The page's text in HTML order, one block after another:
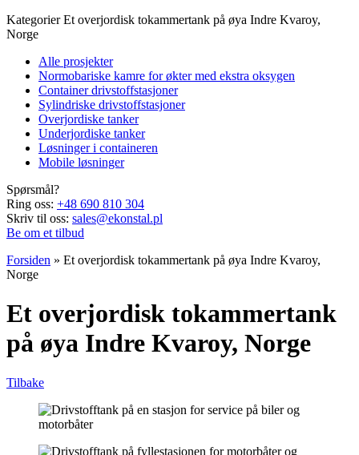
Kategorier Et overjordisk tokammertank på øya Indre Kvaroy,
Norge
Alle prosjekter
Normobariske kamre for økter med ekstra oksygen
Container drivstoffstasjoner
Sylindriske drivstoffstasjoner
Overjordiske tanker
Underjordiske tanker
Løsninger i containeren
Mobile løsninger
Spørsmål?
Ring oss: +48 690 810 304
Skriv til oss: sales@ekonstal.pl
Be om et tilbud
Forsiden » Et overjordisk tokammertank på øya Indre Kvaroy,
Norge
Et overjordisk tokammertank
på øya Indre Kvaroy, Norge
Tilbake